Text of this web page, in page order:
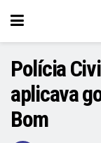
Polícia
aplicava
Bom